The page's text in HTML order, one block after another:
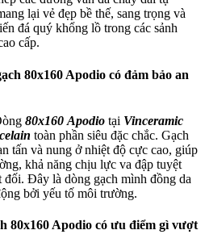
lại vẻ đẹp bề thế, sang trọng và
đá quý khổng lồ trong các sảnh
cấp.
80x160 Apodio có đảm bảo an
80x160 Apodio tại Vinceramic
toàn phần siêu đặc chắc. Gạch
tấn và nung ở nhiệt độ cực cao, giúp
khả năng chịu lực va đập tuyệt
Đây là dòng gạch mình đồng da
bởi yếu tố môi trường.
80x160 Apodio có ưu điểm gì vượt